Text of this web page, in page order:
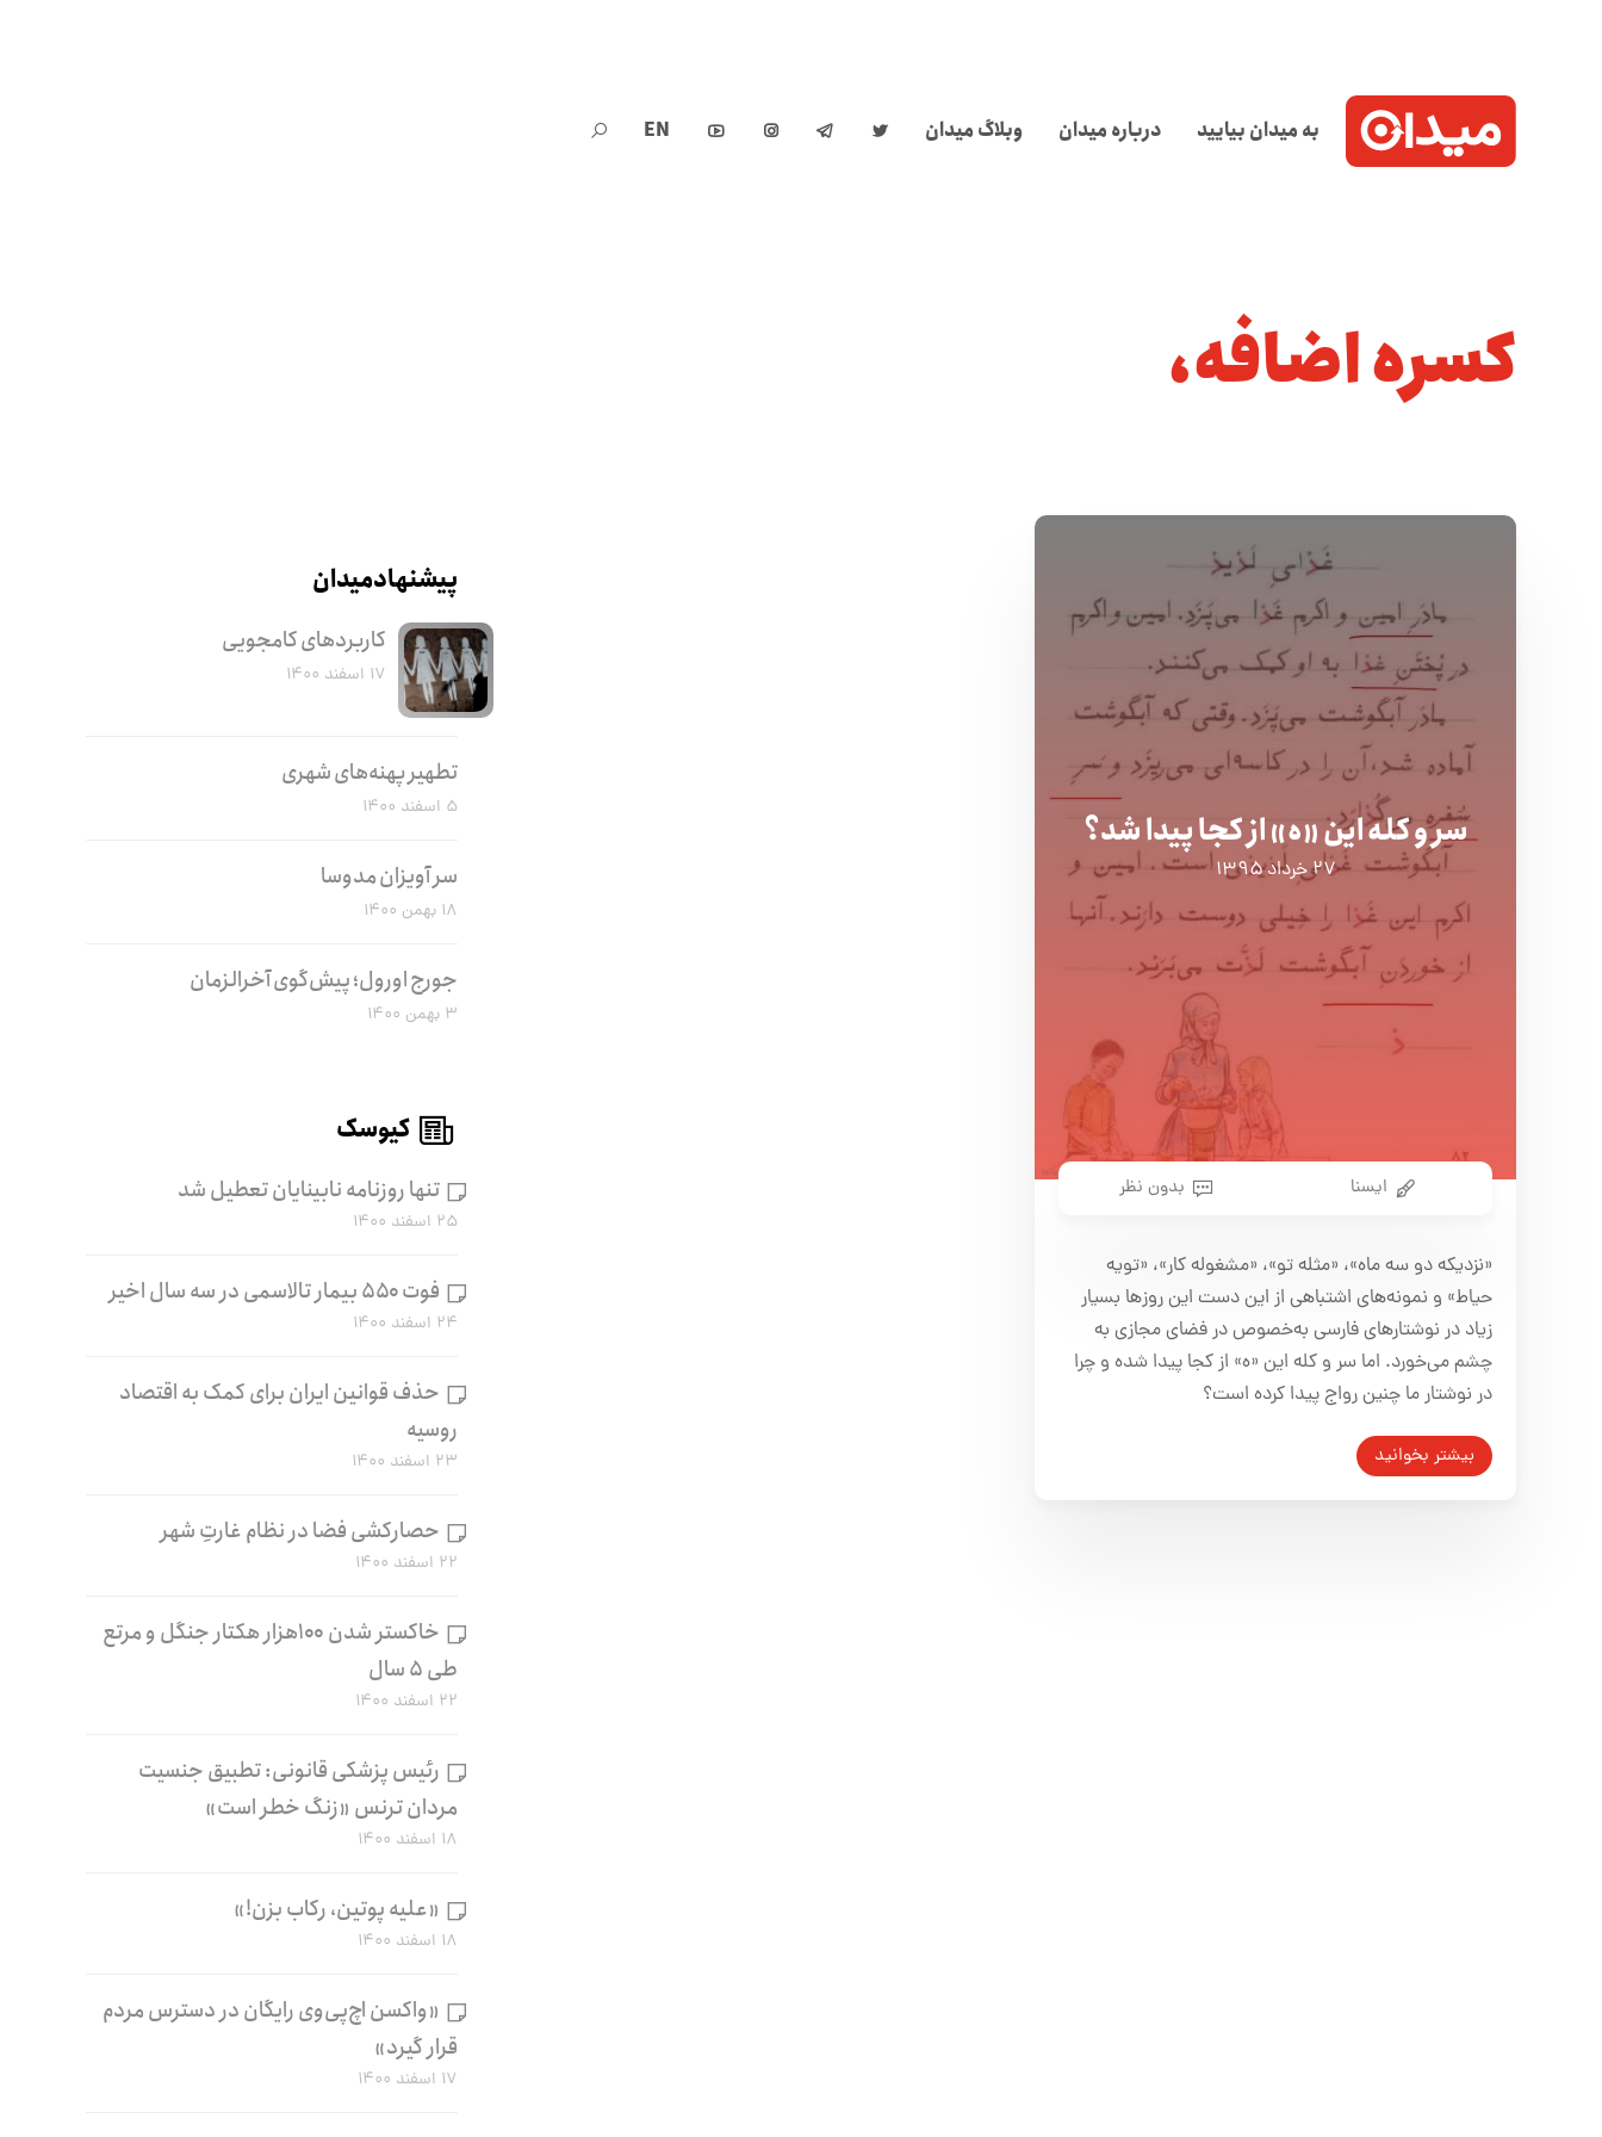
به میدان بیایید درباره میدان وبلاگ میدان 



EN

کسره اضافه،
سر و کله این «ه» از کجا پیدا شد؟
۲۷ خرداد ۱۳۹۵
ایسنا بدون نظر
«نزدیکه دو سه ماه»، «مثله تو»، «مشغوله کار»، «تویه
حیاط» و نمونه‌های اشتباهی از این دست این روزها بسیار
زیاد در نوشتارهای فارسی به‌خصوص در فضای مجازی به
چشم می‌خورد. اما سر و کله این «ه» از کجا پیدا شده و چرا
در نوشتار ما چنین رواج پیدا کرده است؟
بیشتر بخوانید
پیشنهاد میدان
کاربرد‌های کامجویی
۱۷ اسفند ۱۴۰۰
تطهیر پهنه‌های شهری
۵ اسفند ۱۴۰۰
سر آویزان مدوسا
۱۸ بهمن ۱۴۰۰
جورج اورول؛ پیش‌گوی آخرالزمان
۳ بهمن ۱۴۰۰
کیوسک
تنها روزنامه نابینایان تعطیل شد
۲۵ اسفند ۱۴۰۰
فوت ۵۵۰ بیمار تالاسمی در سه سال اخیر
۲۴ اسفند ۱۴۰۰
حذف قوانین ایران برای کمک به اقتصاد
روسیه
۲۳ اسفند ۱۴۰۰
حصارکشی فضا در نظام غارتِ شهر
۲۲ اسفند ۱۴۰۰
خاکستر شدن ۱۰۰هزار هکتار جنگل و مرتع
طی ۵ سال
۲۲ اسفند ۱۴۰۰
رئیس پزشکی قانونی: تطبیق جنسیت
مردان ترنس «زنگ خطر است»
۱۸ اسفند ۱۴۰۰
«علیه پوتین، رکاب بزن!»
۱۸ اسفند ۱۴۰۰
«واکسن اچ‌پی‌وی رایگان در دسترس مردم
قرار گیرد»
۱۷ اسفند ۱۴۰۰